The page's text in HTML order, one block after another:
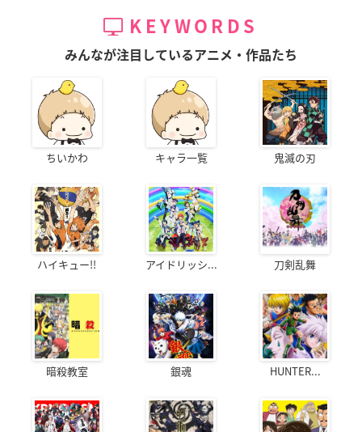
KEYWORDS
みんなが注目しているアニメ・作品たち
ちいかわ キャラ一覧 鬼滅の刃
ハイキュー!! アイドリッシ... 刀剣乱舞
暗殺教室 銀魂 HUNTER...